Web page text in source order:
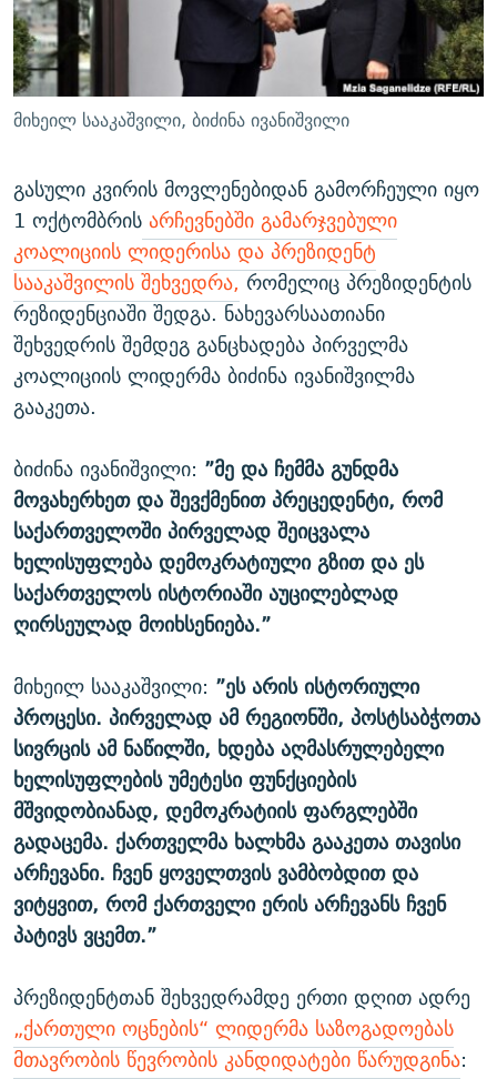
ᲛᲝᲚᲐᲞᲐᲠᲐᲙᲔ ᲢᲔᲥᲡᲢᲔᲑᲘ
ᲨᲘᲜ - ᲣᲪᲮᲝᲔᲗᲨᲘ
ᲚᲘᲢᲔᲠᲐᲢᲣᲠᲣᲚᲘ ᲬᲐᲮᲜᲐᲒᲔᲑᲘ
ᲘᲛᲞᲔᲠᲘᲐ ᲓᲐ ᲠᲐᲓᲘᲝ
ᲩᲔᲛᲘ ᲡᲘᲙᲕᲓᲘᲚᲘᲡ ᲛᲘᲖᲔᲖᲘᲐ COVID-19
11 ᲬᲔᲚᲘ - 11 ᲐᲛᲑᲐᲕᲘ
ᲡᲐᲞᲐᲠᲚᲐᲛᲔᲜᲢᲝ ᲐᲠᲩᲔᲕᲜᲔᲑᲘᲡ ᲘᲡᲢᲝᲠᲘᲐ
5 ᲐᲛᲑᲐᲕᲘ - 20 ᲘᲕᲜᲘᲡᲡ ᲓᲐᲨᲐᲕᲔᲑᲣᲚᲔᲑᲘ
ᲐᲒᲕᲘᲡᲢᲝᲡ ᲝᲛᲘ
ПРИВЕТ ᲙᲣᲚᲢᲣᲠᲐ
ᲒᲐᲛᲝᲘᲬᲔᲠᲔ
რთე/რთ-ის ყველა საიტი
მიხეილ სააკაშვილი, ბიძინა ივანიშვილი
გასული კვირის მოვლენებიდან გამორჩეული იყო
1 ოქტომბრის არჩევნებში გამარჯვებული
კოალიციის ლიდერისა და პრეზიდენტ
სააკაშვილის შეხვედრა, რომელიც პრეზიდენტის
რეზიდენციაში შედგა. ნახევარსაათიანი
შეხვედრის შემდეგ განცხადება პირველმა
კოალიციის ლიდერმა ბიძინა ივანიშვილმა
გააკეთა.
ბიძინა ივანიშვილი: ”მე და ჩემმა გუნდმა
მოვახერხეთ და შევქმენით პრეცედენტი, რომ
საქართველოში პირველად შეიცვალა
ხელისუფლება დემოკრატიული გზით და ეს
საქართველოს ისტორიაში აუცილებლად
ღირსეულად მოიხსენიება.”
მიხეილ სააკაშვილი: ”ეს არის ისტორიული
პროცესი. პირველად ამ რეგიონში, პოსტსაბჭოთა
სივრცის ამ ნაწილში, ხდება აღმასრულებელი
ხელისუფლების უმეტესი ფუნქციების
მშვიდობიანად, დემოკრატიის ფარგლებში
გადაცემა. ქართველმა ხალხმა გააკეთა თავისი
არჩევანი. ჩვენ ყოველთვის ვამბობდით და
ვიტყვით, რომ ქართველი ერის არჩევანს ჩვენ
პატივს ვცემთ.”
პრეზიდენტთან შეხვედრამდე ერთი დღით ადრე
„ქართული ოცნების“ ლიდერმა საზოგადოებას
მთავრობის წევრობის კანდიდატები წარუდგინა: